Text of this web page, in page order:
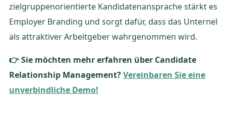
zielgruppenorientierte Kandidatenansprache stärkt es
Employer Branding und sorgt dafür, dass das
als attraktiver Arbeitgeber wahrgenommen wird.
👉 Sie möchten mehr erfahren über Candidate
Relationship Management?Vereinbaren Sie eine
unverbindliche Demo!